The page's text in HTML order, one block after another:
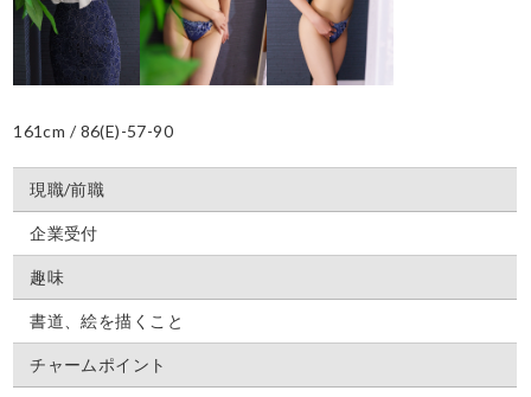
161cm / 86(E)-57-90
現職/前職
企業受付
趣味
書道、絵を描くこと
チャームポイント